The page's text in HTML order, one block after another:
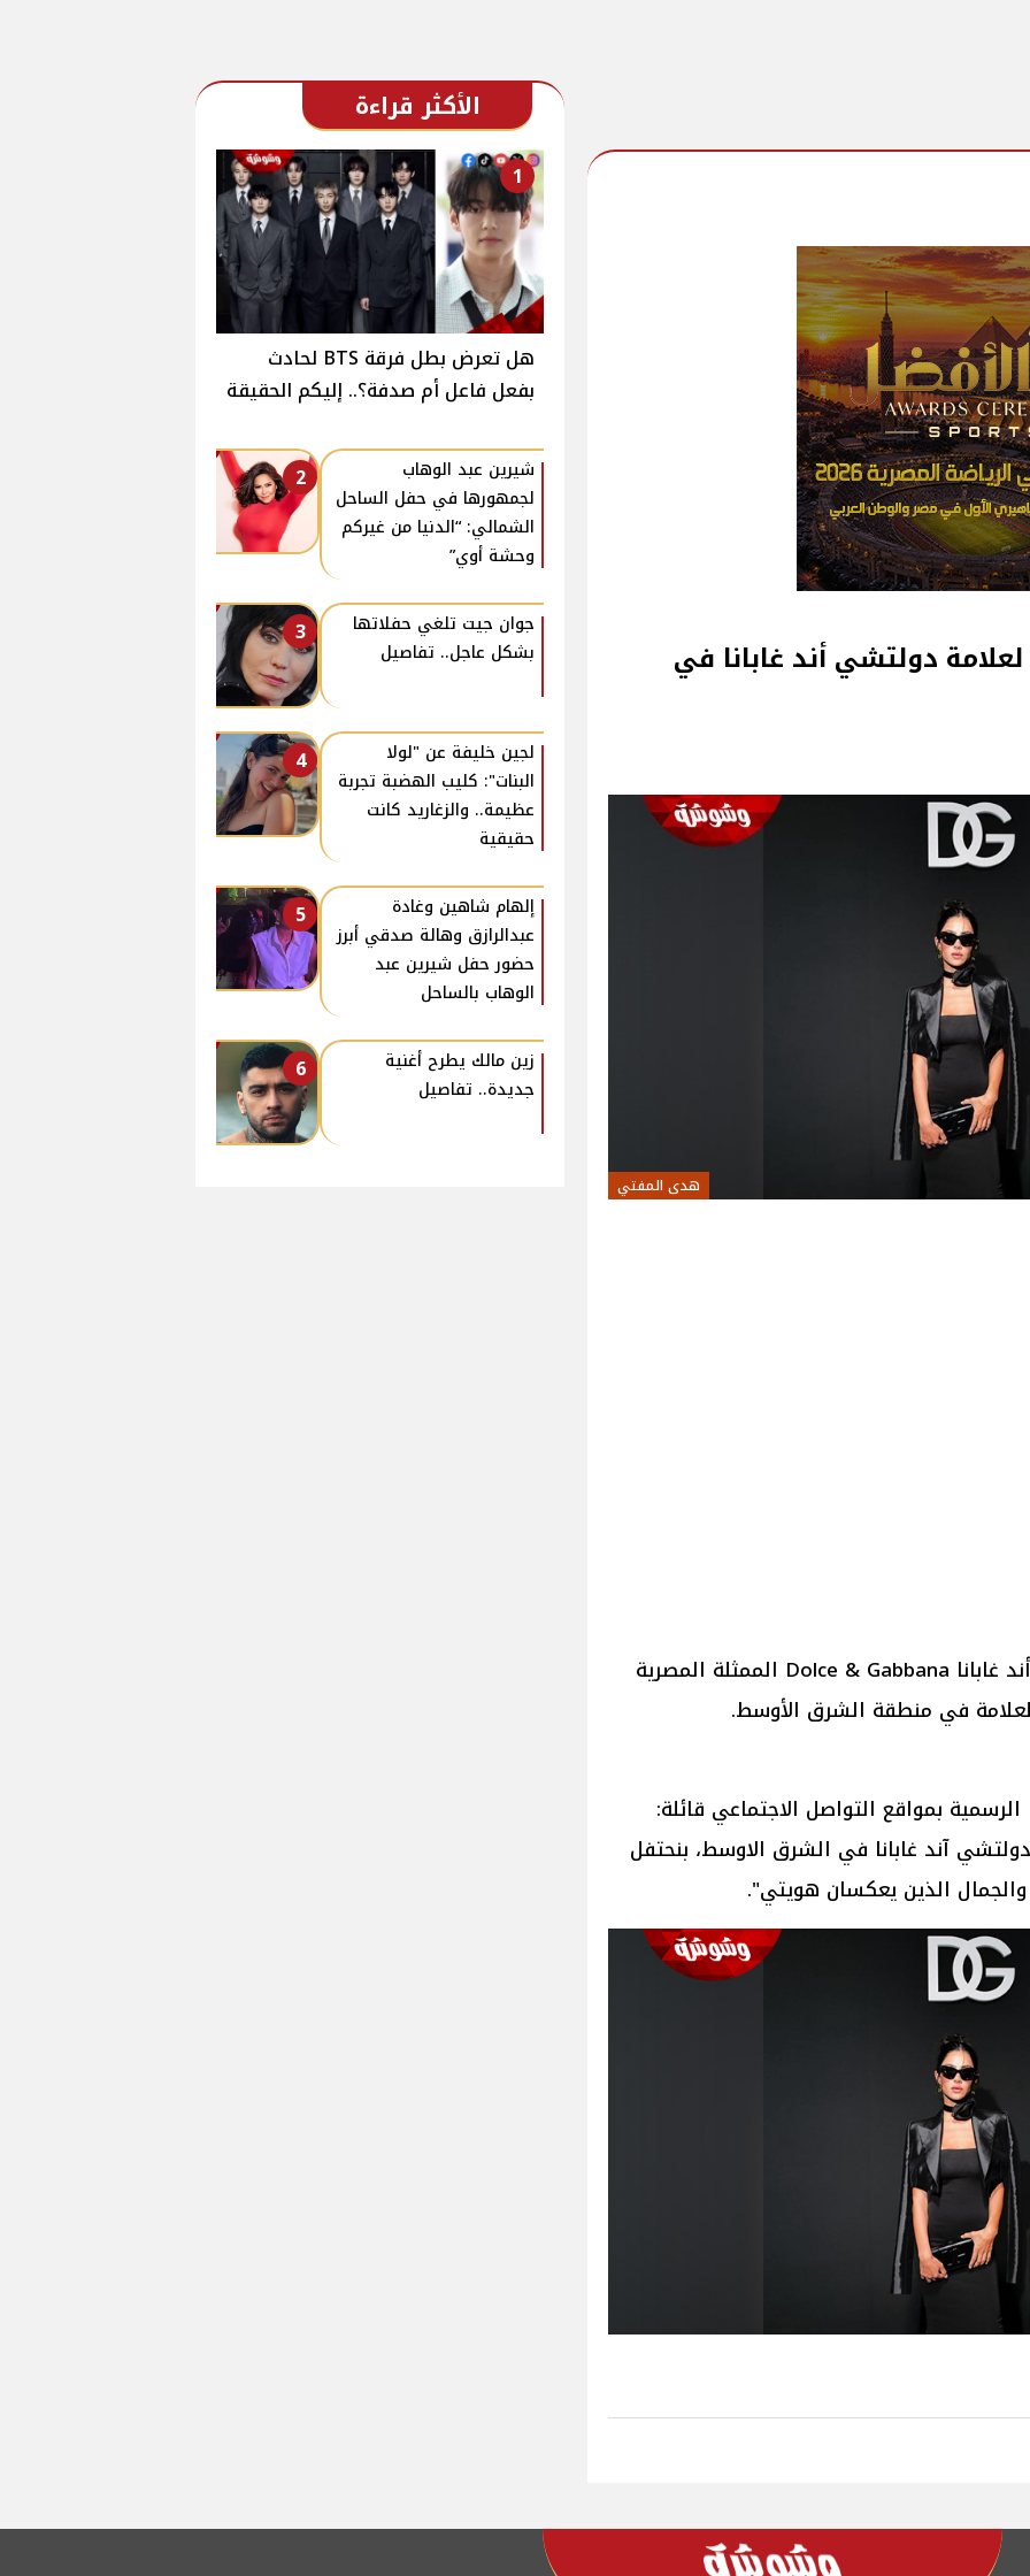
دولتشي أند غابانا في
هدى المفتي
اختارت العلامة الإيطالية دولتشي أند غابانا Dolce & Gabbana الممثلة المصرية
في منطقة الشرق الأوسط.
بمواقع التواصل الاجتماعي قائلة:
آند غابانا في الشرق الاوسط، بنحتفل
والجمال الذين يعكسان هويتي".
الأكثر قراءة
1
هل تعرض بطل فرقة BTS لحادث
بفعل فاعل أم صدفة؟.. إليكم الحقيقة
2
شيرين عبد الوهاب
لجمهورها في حفل الساحل
الشمالي: “الدنيا من غيركم
وحشة أوي”
3
جوان جيت تلغي حفلاتها
بشكل عاجل.. تفاصيل
4
لجين خليفة عن "لولا
البنات": كليب الهضبة تجربة
عظيمة.. والزغاريد كانت
حقيقية
5
إلهام شاهين وغادة
عبدالرازق وهالة صدقي أبرز
حضور حفل شيرين عبد
الوهاب بالساحل
6
زين مالك يطرح أغنية
جديدة.. تفاصيل